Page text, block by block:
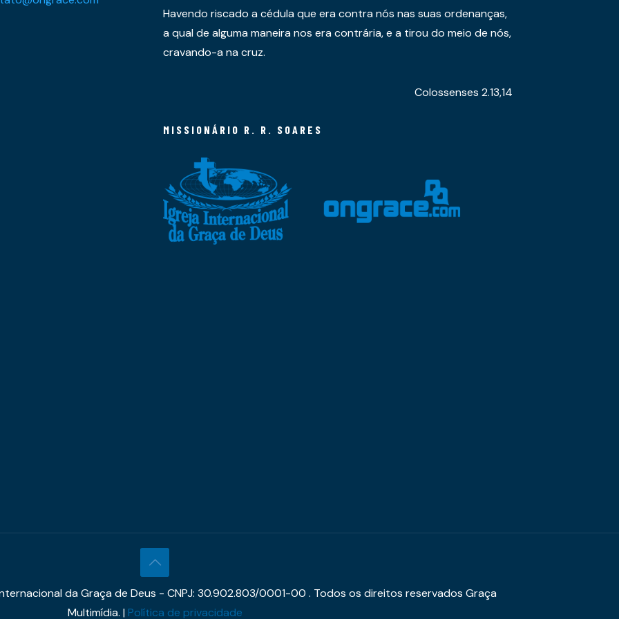
Havendo riscado a cédula que era contra nós nas suas ordenanças,
a qual de alguma maneira nos era contrária, e a tirou do meio de nós,
cravando-a na cruz.
Colossenses 2.13,14
MISSIONÁRIO R. R. SOARES
da Graça de Deus - CNPJ: 30.902.803/0001-00 . Todos os direitos reservados Graça
Multimídia. |Política de privacidade